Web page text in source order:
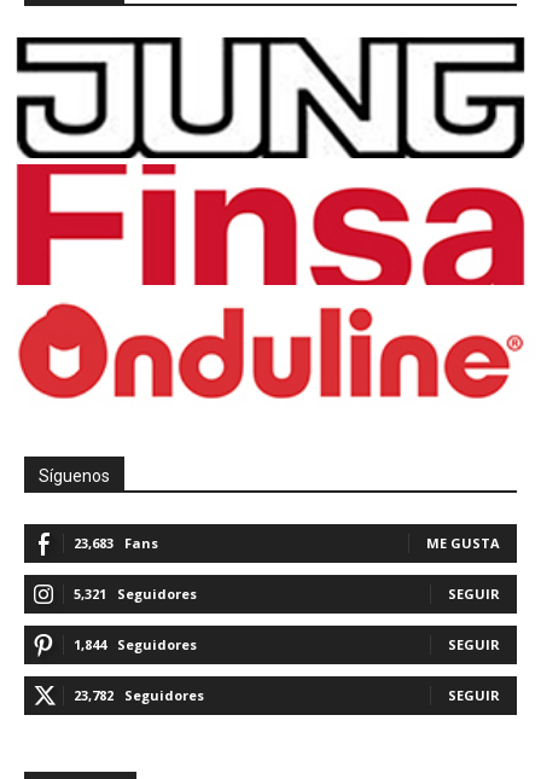
Síguenos
23,683 Fans ME GUSTA
5,321 Seguidores SEGUIR
1,844 Seguidores SEGUIR
23,782 Seguidores SEGUIR